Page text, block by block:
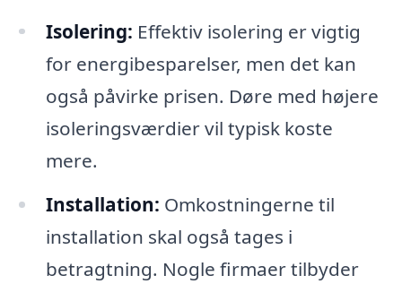
Isolering: Effektiv isolering er vigtig
for energibesparelser, men det kan
også påvirke prisen. Døre med højere
isoleringsværdier vil typisk koste
mere.
Installation: Omkostningerne til
installation skal også tages i
betragtning. Nogle firmaer tilbyder